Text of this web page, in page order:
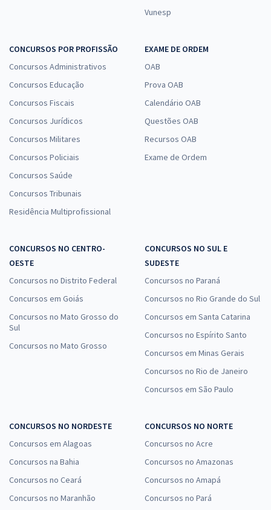
Vunesp
CONCURSOS POR PROFISSÃO
Concursos Administrativos
Concursos Educação
Concursos Fiscais
Concursos Jurídicos
Concursos Militares
Concursos Policiais
Concursos Saúde
Concursos Tribunais
Residência Multiprofissional
EXAME DE ORDEM
OAB
Prova OAB
Calendário OAB
Questões OAB
Recursos OAB
Exame de Ordem
CONCURSOS NO CENTRO-
OESTE
Concursos no Distrito Federal
Concursos em Goiás
Concursos no Mato Grosso do
Sul
Concursos no Mato Grosso
CONCURSOS NO SUL E
SUDESTE
Concursos no Paraná
Concursos no Rio Grande do Sul
Concursos em Santa Catarina
Concursos no Espírito Santo
Concursos em Minas Gerais
Concursos no Rio de Janeiro
Concursos em São Paulo
CONCURSOS NO NORDESTE
Concursos em Alagoas
Concursos na Bahia
Concursos no Ceará
Concursos no Maranhão
CONCURSOS NO NORTE
Concursos no Acre
Concursos no Amazonas
Concursos no Amapá
Concursos no Pará